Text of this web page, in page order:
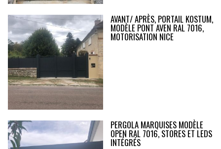
AVANT/ APRÈS, PORTAIL KOSTUM,
MODÈLE PONT AVEN RAL 7016,
MOTORISATION NICE
PERGOLA MARQUISES MODÈLE
OPEN RAL 7016, STORES ET LEDS
INTÉGRÉS